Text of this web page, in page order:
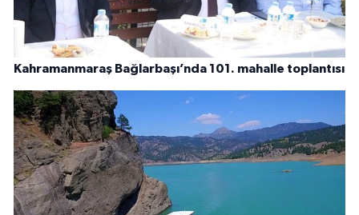
Kahramanmaraş Bağlarbaşı’nda 101. mahalle toplantısı